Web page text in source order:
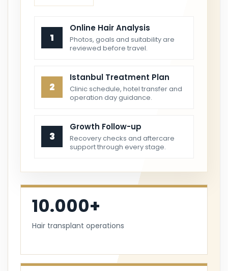
1
Online Hair Analysis
Photos, goals and suitability are
reviewed before travel.
2
Istanbul Treatment Plan
Clinic schedule, hotel transfer and
operation day guidance.
3
Growth Follow-up
Recovery checks and aftercare
support through every stage.
10.000+
Hair transplant operations